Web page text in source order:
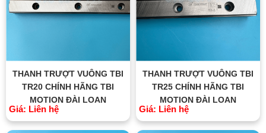
THANH TRƯỢT VUÔNG TBI
TR20 CHÍNH HÃNG TBI
MOTION ĐÀI LOAN
Giá: Liên hệ
THANH TRƯỢT VUÔNG TBI
TR25 CHÍNH HÃNG TBI
MOTION ĐÀI LOAN
Giá: Liên hệ